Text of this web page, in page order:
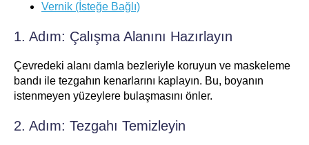
Vernik (İsteğe Bağlı)
1. Adım: Çalışma Alanını Hazırlayın
Çevredeki alanı damla bezleriyle koruyun ve maskeleme
bandı ile tezgahın kenarlarını kaplayın. Bu, boyanın
istenmeyen yüzeylere bulaşmasını önler.
2. Adım: Tezgahı Temizleyin